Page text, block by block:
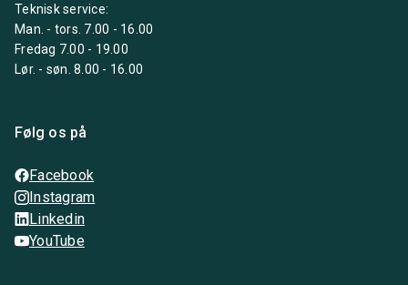
Teknisk service:
Man. - tors. 7.00 - 16.00
Fredag 7.00 - 19.00
Lør. - søn. 8.00 - 16.00
Følg os på
Facebook
Instagram
Linkedin
YouTube